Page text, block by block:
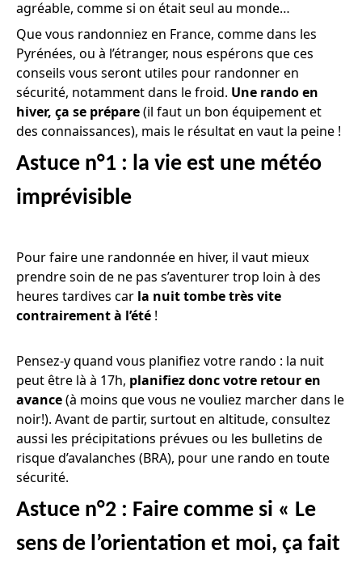
agréable, comme si on était seul au monde…
Que vous randonniez en France, comme dans les
Pyrénées, ou à l’étranger, nous espérons que ces
conseils vous seront utiles pour randonner en
sécurité, notamment dans le froid. Une rando en
hiver, ça se prépare(il faut un bon équipement et
des connaissances), mais le résultat en vaut la peine !
Astuce n°1 : la vie est une météo
imprévisible
Pour faire une randonnée en hiver, il vaut mieux
prendre soin de ne pas s’aventurer trop loin à des
heures tardives car la nuit tombe très vite
contrairement à l’été !
Pensez-y quand vous planifiez votre rando : la nuit
peut être là à 17h, planifiez donc votre retour en
avance(à moins que vous ne vouliez marcher dans le
noir!). Avant de partir, surtout en altitude, consultez
aussi les précipitations prévues ou les bulletins de
risque d’avalanches (BRA), pour une rando en toute
sécurité.
Astuce n°2 : Faire comme si « Le
sens de l’orientation et moi, ça fait